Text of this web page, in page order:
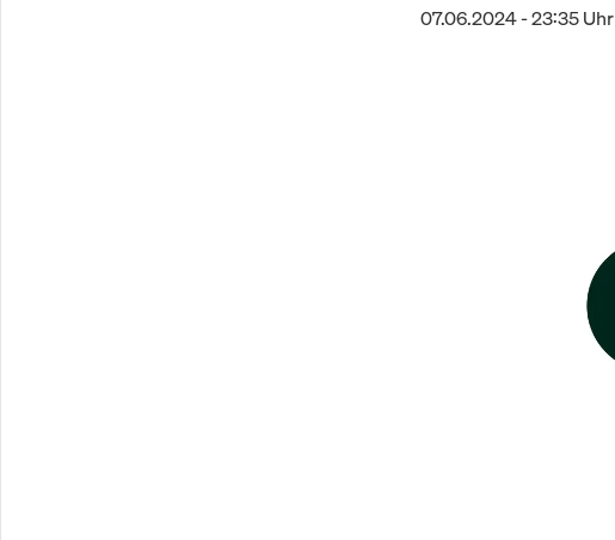
07.06.2024 - 23:35 Uhr